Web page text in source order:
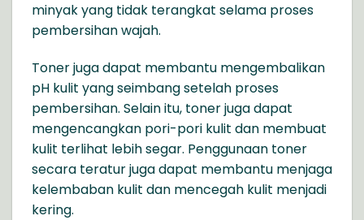
minyak yang tidak terangkat selama proses
pembersihan wajah.
Toner juga dapat membantu mengembalikan
pH kulit yang seimbang setelah proses
pembersihan. Selain itu, toner juga dapat
mengencangkan pori-pori kulit dan membuat
kulit terlihat lebih segar. Penggunaan toner
secara teratur juga dapat membantu menjaga
kelembaban kulit dan mencegah kulit menjadi
kering.